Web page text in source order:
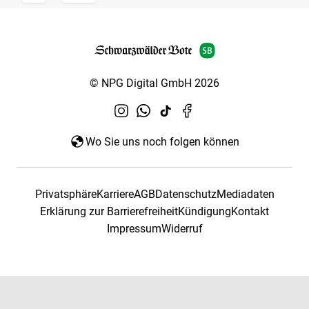
© NPG Digital GmbH 2026
Wo Sie uns noch folgen können
PrivatsphäreKarriereAGBDatenschutzMediadaten
Erklärung zur BarrierefreiheitKündigungKontakt
ImpressumWiderruf